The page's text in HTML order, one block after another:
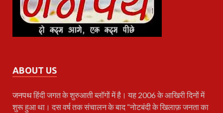
ABOUT US
जनपथहिंदी जगत के शुरुआती ब्लॉगों में है। यह 2006 के आखिरी दिनों में
शुरू हुआ था। दस वर्ष तक संचालन के बाद “नोटबंदी के खिलाफ़ जनता का